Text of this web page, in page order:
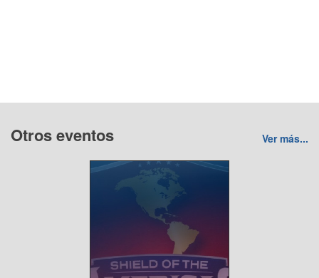
Otros eventos Ver más...